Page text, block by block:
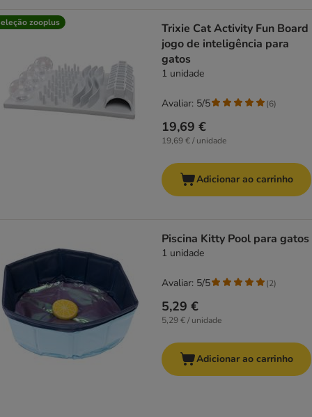
zooplus
Trixie Cat Activity Fun Board
jogo de inteligência para
gatos
1 unidade
19,69 €
19,69 € / unidade
Avaliar: 5/5 (6)
Adicionar ao carrinho
Piscina Kitty Pool para gatos
1 unidade
5,29 €
5,29 € / unidade
Avaliar: 5/5 (2)
Adicionar ao carrinho